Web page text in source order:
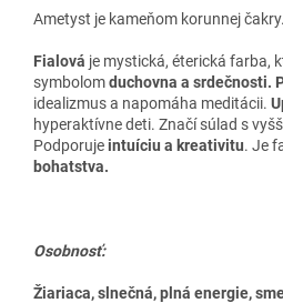
Ametyst je kameňom korunnej čakry.
Fialová je mystická, éterická farba,
symbolomduchovna a srdečnosti.
idealizmus a napomáha meditácii.
hyperaktívne deti. Značí súlad s
Podporujeintuíciu a kreativitu. Je
bohatstva.
Osobnosť:
Žiariaca, slnečná, plná energie,